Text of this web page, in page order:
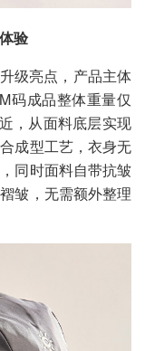
验
级亮点，产品主体
码成品整体重量仅
，从面料底层实现
成型工艺，衣身无
同时面料自带抗皱
皱，无需额外整理